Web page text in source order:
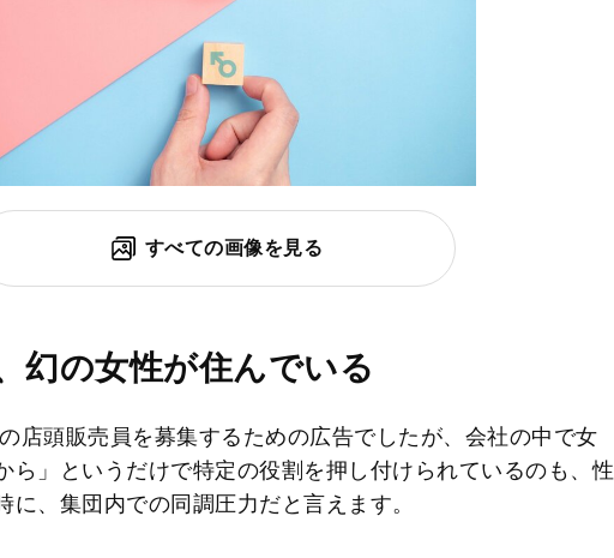
すべての画像を見る
幻の女性が住んでいる
店頭販売員を募集するための広告でしたが、会社の中で女
ら」というだけで特定の役割を押し付けられているのも、性
に、集団内での同調圧力だと言えます。